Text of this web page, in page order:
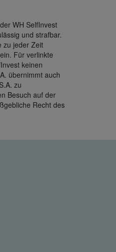
WH SelfInvest
und strafbar.
zu jeder Zeit
Für verlinkte
keinen
übernimmt auch
zu
Besuch auf der
Recht des